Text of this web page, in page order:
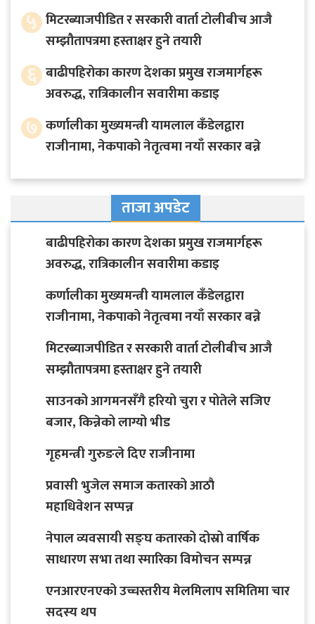
५ मिटरब्याजपीडित र सरकारी वार्ता टोलीबीच आजै
सम्झौतापत्रमा हस्ताक्षर हुने तयारी
६ बाढीपहिरोका कारण देशका प्रमुख राजमार्गहरू
अवरुद्ध, रात्रिकालीन सवारीमा कडाइ
७ कर्णालीका मुख्यमन्त्री यामलाल कँडेलद्वारा
राजीनामा, नेकपाको नेतृत्वमा नयाँ सरकार बन्ने
ताजा अपडेट
बाढीपहिरोका कारण देशका प्रमुख राजमार्गहरू
अवरुद्ध, रात्रिकालीन सवारीमा कडाइ
कर्णालीका मुख्यमन्त्री यामलाल कँडेलद्वारा
राजीनामा, नेकपाको नेतृत्वमा नयाँ सरकार बन्ने
मिटरब्याजपीडित र सरकारी वार्ता टोलीबीच आजै
सम्झौतापत्रमा हस्ताक्षर हुने तयारी
साउनको आगमनसँगै हरियो चुरा र पोतेले सजिए
बजार, किन्नेको लाग्यो भीड
गृहमन्त्री गुरुङले दिए राजीनामा
प्रवासी भुजेल समाज कतारको आठाै
महाधिवेशन सप्पन्न
नेपाल व्यवसायी सङ्घ कतारको दोस्रो वार्षिक
साधारण सभा तथा स्मारिका विमोचन सम्पन्न
एनआरएनएको उच्चस्तरीय मेलमिलाप समितिमा चार
सदस्य थप